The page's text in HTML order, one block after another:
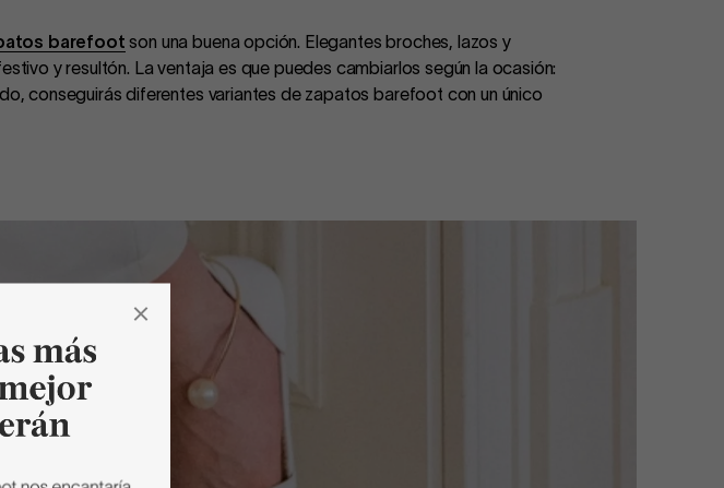
barefoot son una buena opción. Elegantes broches, lazos y
y resultón. La ventaja es que puedes cambiarlos según la ocasión:
conseguirás diferentes variantes de zapatos barefoot con un único